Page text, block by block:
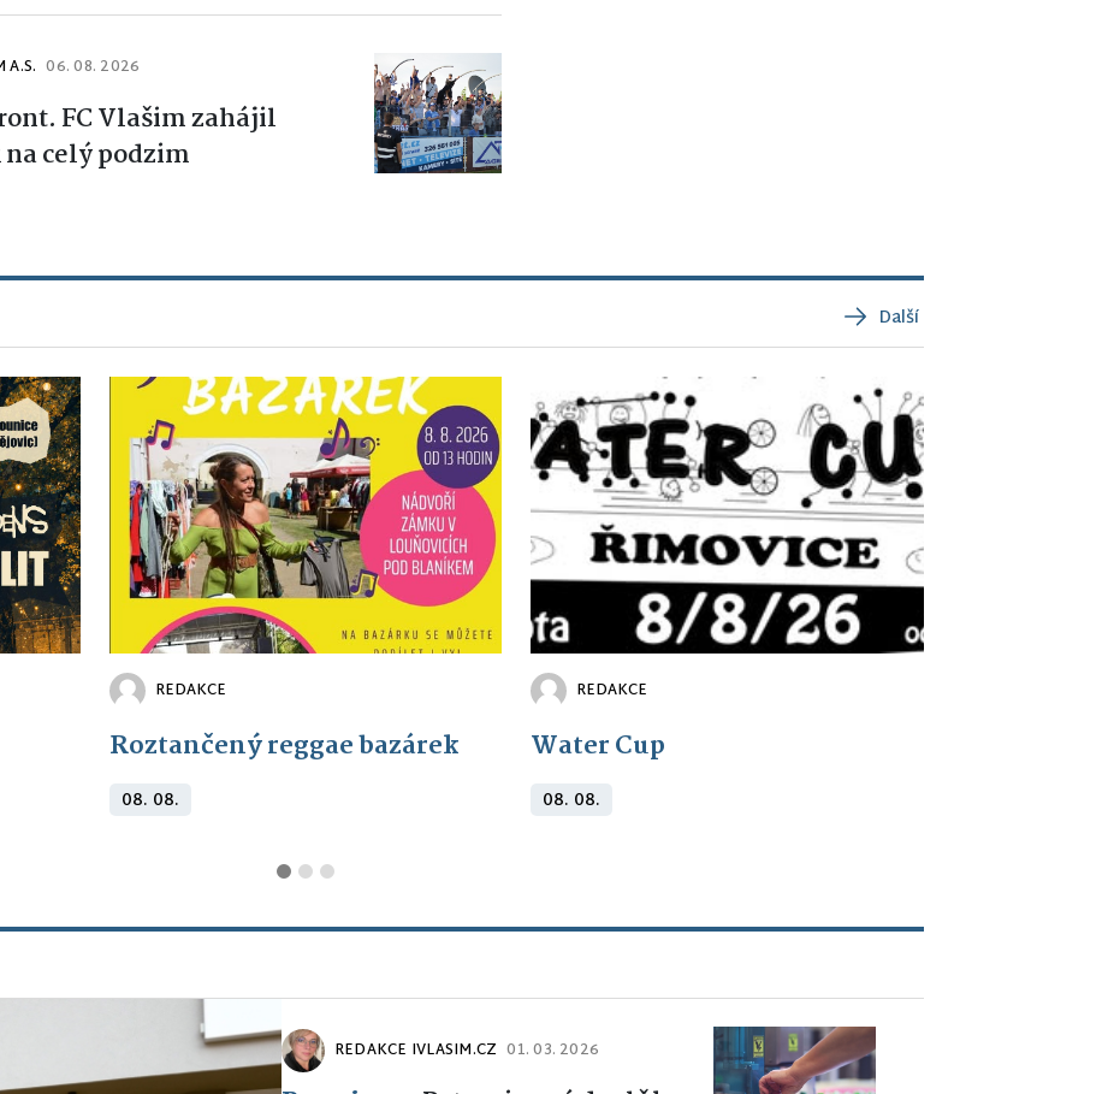
A.S. 06. 08. 2026
FC Vlašim zahájil
celý podzim
Další
REDAKCE
Roztančený reggae bazárek
08. 08.
REDAKCE
Water Cup
08. 08.
REDAKCE IVLASIM.CZ 01. 03. 2026